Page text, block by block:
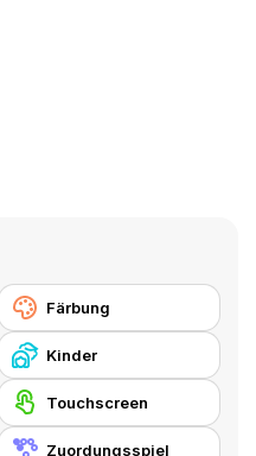
Färbung
Kinder
Touchscreen
Zuordungsspiel